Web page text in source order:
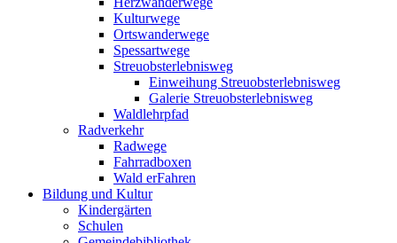
Kulturwege
Ortswanderwege
Spessartwege
Streuobsterlebnisweg
Einweihung Streuobsterlebnisweg
Galerie Streuobsterlebnisweg
Waldlehrpfad
Radverkehr
Radwege
Fahrradboxen
Wald erFahren
Bildung und Kultur
Kindergärten
Schulen